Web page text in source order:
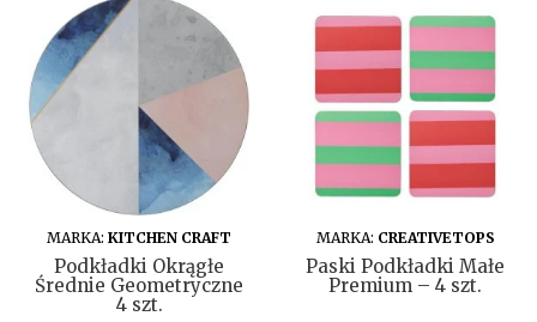
DO KOSZYKA
MARKA: KITCHEN CRAFT
Podkładki Okrągłe
Średnie Geometryczne
4 szt.
DO KOSZYKA
MARKA: CREATIVETOPS
Paski Podkładki Małe
Premium – 4 szt.